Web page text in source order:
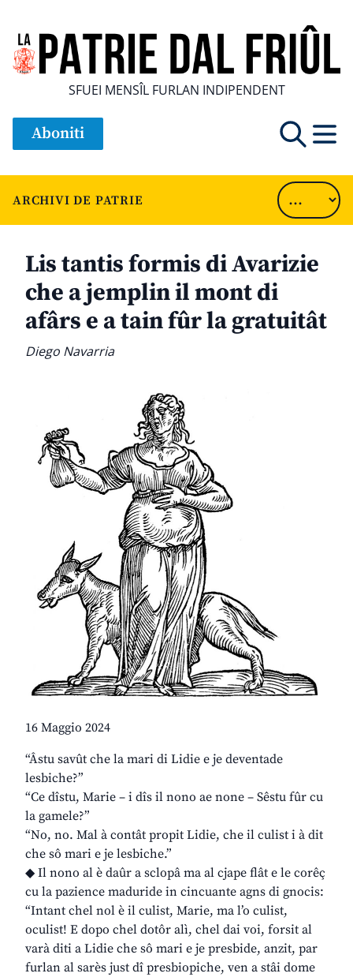
SFUEI MENSÎL FURLAN INDIPENDENT
Aboniti
ARCHIVI DE PATRIE
Lis tantis formis di Avarizie
che a jemplin il mont di
afârs e a tain fûr la gratuitât
Diego Navarria
16 Maggio 2024
“Âstu savût che la mari di Lidie e je deventade
lesbiche?”
“Ce dîstu, Marie – i dîs il nono ae none – Sêstu fûr cu
la gamele?”
“No, no. Mal à contât propit Lidie, che il culist i à dit
che sô mari e je lesbiche.”
◆ Il nono al è daûr a sclopâ ma al cjape flât e le corêç
cu la pazience maduride in cincuante agns di gnocis:
“Intant chel nol è il culist, Marie, ma l’o culist,
oculist! E dopo chel dotôr alì, chel dai voi, forsit al
varà diti a Lidie che sô mari e je presbide, anzit, par
furlan al sarès just dî presbiopiche, ven a stâi dome